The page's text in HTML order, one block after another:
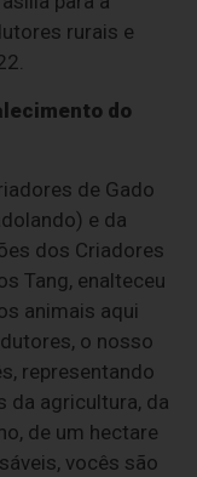
rurais e
do
de Gado
e da
dos Criadores
Tang, enalteceu
animais aqui
o nosso
representando
da agricultura, da
de um hectare
vocês são